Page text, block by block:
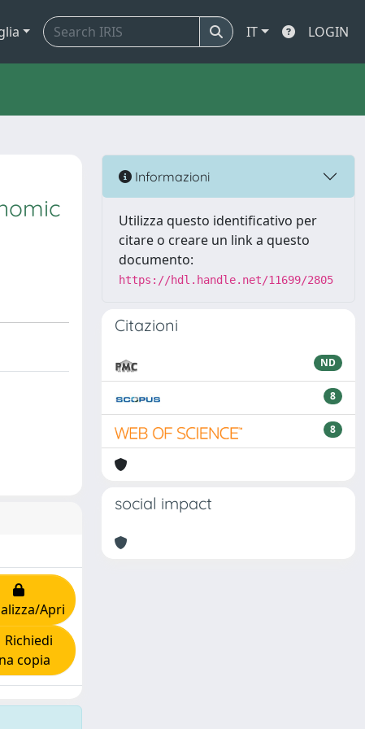
IT LOGIN
Apri
Richiedi
copia
Informazioni
Utilizza questo identificativo per
citare o creare un link a questo
documento:
https://hdl.handle.net/11699/2805
Citazioni
ND
8
8
social impact